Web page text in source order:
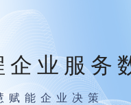
企业服务
赋能企业决策